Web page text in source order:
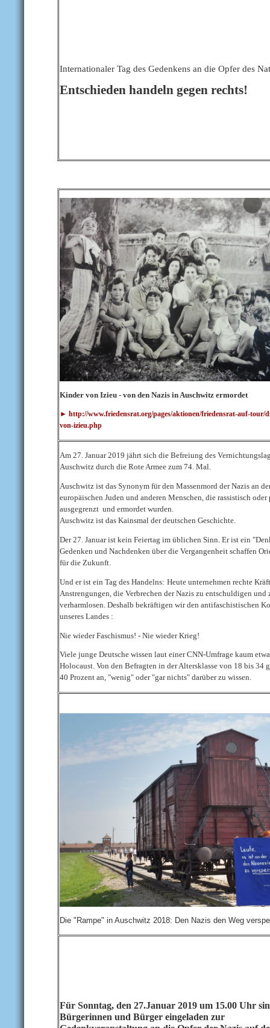
Internationaler Tag des Gedenkens an die Opfer des
Entschieden handeln gegen rechts!
Kinder von Izieu - von den Nazis in Auschwitz ermordet
► http://www.friedensrat.org/pages/aktionen/friedensrat-auf-tour/
von-izieu.php
Am 27. Januar 2019 jährt sich die Befreiung des
Auschwitz durch die Rote Armee zum 74. Mal.
Auschwitz ist das Synonym für den Massenmord der Nazis an
europäischen Juden und anderen Menschen, die rassistisch
ausgegrenzt und ermordet wurden.
Auschwitz ist das Kainsmal der deutschen Geschichte.
Der 27. Januar ist kein Feiertag im üblichen Sinn. Er ist ein
Gedenken und Nachdenken über die Vergangenheit schaffen
für die Zukunft.
Und er ist ein Tag des Handelns: Heute unternehmen rechte
Anstrengungen, die Verbrechen der Nazis zu entschuldigen und
verharmlosen. Deshalb bekräftigen wir den antifaschistischen
unseres Landes :
Nie wieder Faschismus! - Nie wieder Krieg!
Viele junge Deutsche wissen laut einer CNN-Umfrage kaum
Holocaust. Von den Befragten in der Altersklasse von 18 bis 34
40 Prozent an, "wenig" oder "gar nichts" darüber zu wissen.
Die "Rampe" in Auschwitz 2018: Den Nazis den Weg
Für Sonntag, den 27.Januar 2019 um 15.00 Uhr
Bürgerinnen und Bürger eingeladen zur